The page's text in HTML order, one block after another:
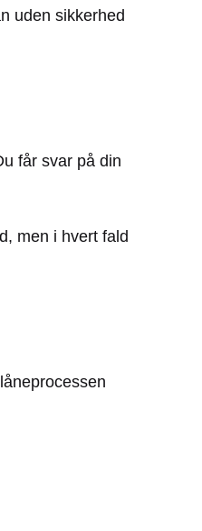
uden sikkerhed
får svar på din
men i hvert fald